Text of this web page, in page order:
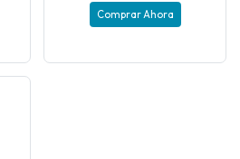
Comprar Ahora